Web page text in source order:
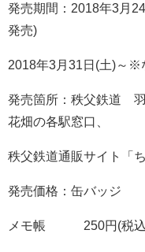
発売期間：2018年3月
発売)
2018年3月31日(土)～※
発売箇所：秩父鉄道
花畑の各駅窓口、
秩父鉄道通販サイト「
発売価格：缶バッジ
メモ帳 250円(税